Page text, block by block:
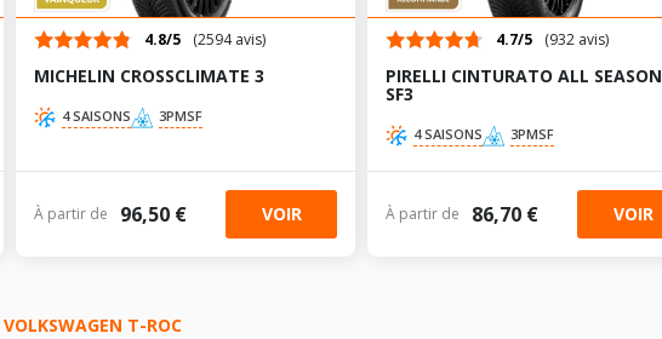
4.8/5 (2594 avis)
MICHELIN CROSSCLIMATE 3
4 SAISONS 3PMSF
À partir de 96,50 € VOIR
4.7/5 (932 avis)
PIRELLI CINTURATO ALL SEASON
SF3
4 SAISONS 3PMSF
À partir de 86,70 € VOIR
VOLKSWAGEN T-ROC